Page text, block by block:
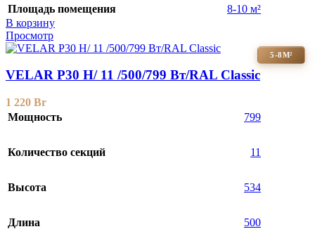
Площадь помещения
8-10 м²
В корзину
Просмотр
5-8М²
VELAR P30 H/ 11 /500/799 Вт/RAL Classic
1 220 Br
Мощность
799
Количество секций 11
Высота 534
Длина 500